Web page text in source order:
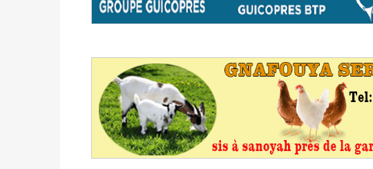
des votes) avant le 16 mai à 16h
du 16 au 31 mai 2026
Politique-Délégués de bureaux de vote : vos informations
avant le 16 mai 2026 à 16h
Politique-Proclamation des résultats globaux provisoires